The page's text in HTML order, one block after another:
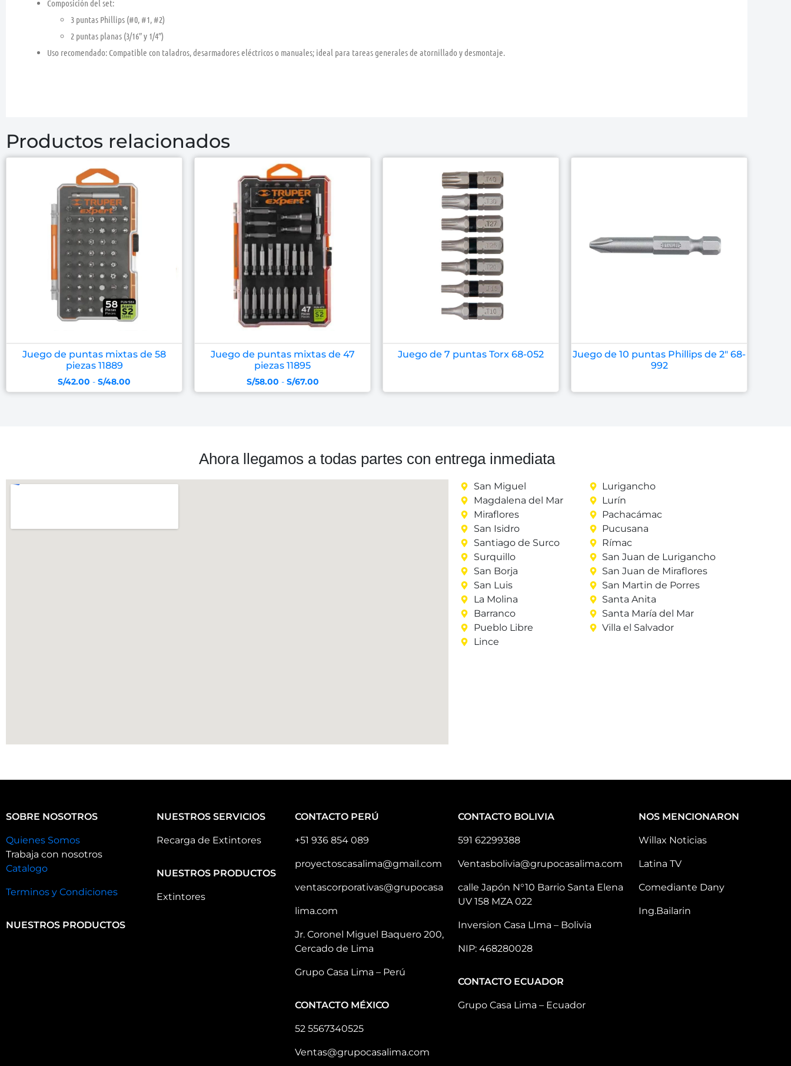
Composición del set:
3 puntas Phillips (#0, #1, #2)
2 puntas planas (3/16″ y 1/4″)
Uso recomendado: Compatible con taladros, desarmadores eléctricos o manuales; ideal para tareas generales de atornillado y desmontaje.
Productos relacionados
Juego de puntas mixtas de 58
piezas 11889
S/42.00 - S/48.00
Juego de puntas mixtas de 47
piezas 11895
S/58.00 - S/67.00
Juego de 7 puntas Torx 68-052
Juego de 10 puntas Phillips de 2″ 68-
992
Ahora llegamos a todas partes con entrega inmediata
San Miguel
Magdalena del Mar
Miraflores
San Isidro
Santiago de Surco
Surquillo
San Borja
San Luis
La Molina
Barranco
Pueblo Libre
Lince
Lurigancho
Lurín
Pachacámac
Pucusana
Rímac
San Juan de Lurigancho
San Juan de Miraflores
San Martin de Porres
Santa Anita
Santa María del Mar
Villa el Salvador
SOBRE NOSOTROS
Quienes Somos
Trabaja con nosotros
Catalogo
Terminos y Condiciones
NUESTROS PRODUCTOS
NUESTROS SERVICIOS
Recarga de Extintores
NUESTROS PRODUCTOS
Extintores
CONTACTO PERÚ
+51 936 854 089
proyectoscasalima@gmail.com
ventascorporativas@grupocasa
lima.com
Jr. Coronel Miguel Baquero 200,
Cercado de Lima
Grupo Casa Lima – Perú
CONTACTO MÉXICO
52 5567340525
Ventas@grupocasalima.com
CONTACTO BOLIVIA
591 62299388
Ventasbolivia@grupocasalima.com
calle Japón N°10 Barrio Santa Elena
UV 158 MZA 022
Inversion Casa LIma – Bolivia
NIP: 468280028
CONTACTO ECUADOR
Grupo Casa Lima – Ecuador
NOS MENCIONARON
Willax Noticias
Latina TV
Comediante Dany
Ing.Bailarin